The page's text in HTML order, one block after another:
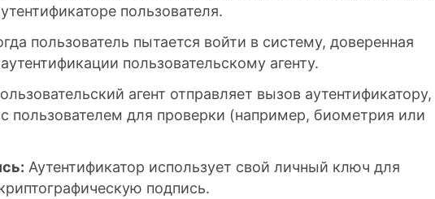
пользователя.
пользователь пытается войти в систему, доверенная
пользовательскому агенту.
агент отправляет вызов аутентификатору,
пользователем для проверки (например, биометрия или
Аутентификатор использует свой личный ключ для
подпись.